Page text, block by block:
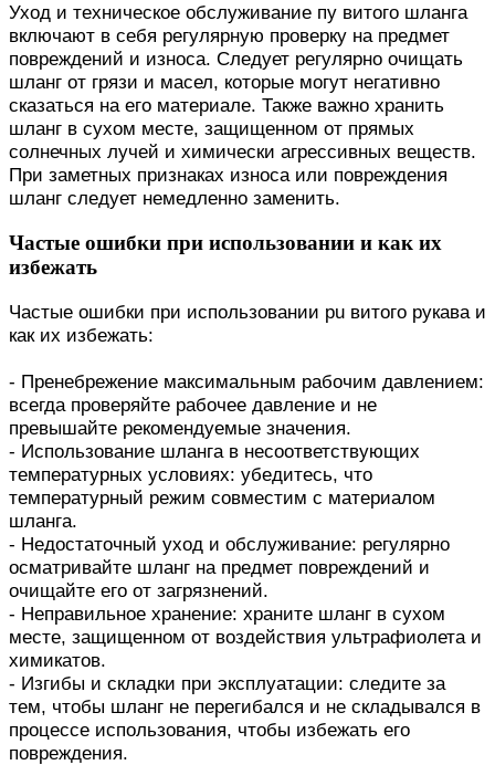
Уход и техническое обслуживание пу витого шланга
включают в себя регулярную проверку на предмет
повреждений и износа. Следует регулярно очищать
шланг от грязи и масел, которые могут негативно
сказаться на его материале. Также важно хранить
шланг в сухом месте, защищенном от прямых
солнечных лучей и химически агрессивных веществ.
При заметных признаках износа или повреждения
шланг следует немедленно заменить.
Частые ошибки при использовании и как их
избежать
Частые ошибки при использовании pu витого рукава и
как их избежать:
- Пренебрежение максимальным рабочим давлением:
всегда проверяйте рабочее давление и не
превышайте рекомендуемые значения.
- Использование шланга в несоответствующих
температурных условиях: убедитесь, что
температурный режим совместим с материалом
шланга.
- Недостаточный уход и обслуживание: регулярно
осматривайте шланг на предмет повреждений и
очищайте его от загрязнений.
- Неправильное хранение: храните шланг в сухом
месте, защищенном от воздействия ультрафиолета и
химикатов.
- Изгибы и складки при эксплуатации: следите за
тем, чтобы шланг не перегибался и не складывался в
процессе использования, чтобы избежать его
повреждения.